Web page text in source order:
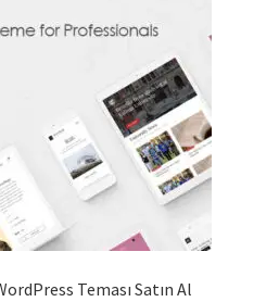
Teması Satın Al